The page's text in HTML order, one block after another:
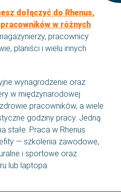
dołączyć do Rhenus,
w różnych
pracownicy
planiści i wielu innych
wynagrodzenie oraz
w międzynarodowej
pracowników, a wiele
godziny pracy. Jedną
stałe. Praca w Rhenus
— szkolenia zawodowe,
i sportowe oraz
lub laptopa.